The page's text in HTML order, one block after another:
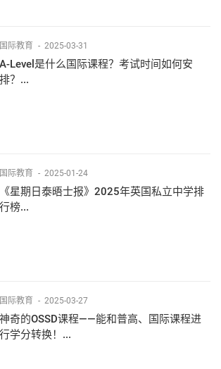
国际教育 - 2025-03-31
A-Level是什么国际课程？考试时间如何安
排？...
国际教育 - 2025-01-24
《星期日泰晤士报》2025年英国私立中学排
行榜...
国际教育 - 2025-03-27
神奇的OSSD课程——能和普高、国际课程进
行学分转换！...